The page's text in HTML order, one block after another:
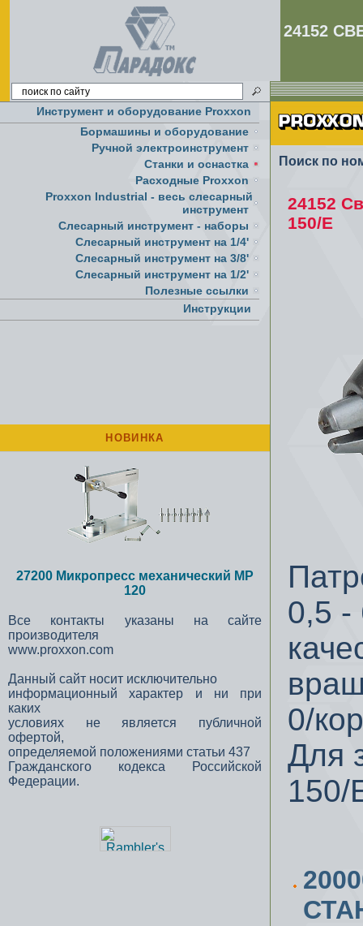
24152
Инструмент и оборудование Proxxon
Бормашины и оборудование
Ручной электроинструмент
Cтанки и оснастка
Расходные Proxxon
Proxxon Industrial - весь слесарный
инструмент
Слесарный инструмент - наборы
Слесарный инструмент на 1/4'
Слесарный инструмент на 3/8'
Слесарный инструмент на 1/2'
Полезные ссылки
Инструкции
НОВИНКА
27200 Микропресс механический MP
120
Все контакты указаны на сайте
производителя
www.proxxon.com
Данный сайт носит исключительно
информационный характер и ни при
каких
условиях не является публичной
офертой,
определяемой положениями статьи 437
Гражданского кодекса Российской
Федерации.
Поиск по
24152
150/E
0,5
0/
Для
150/